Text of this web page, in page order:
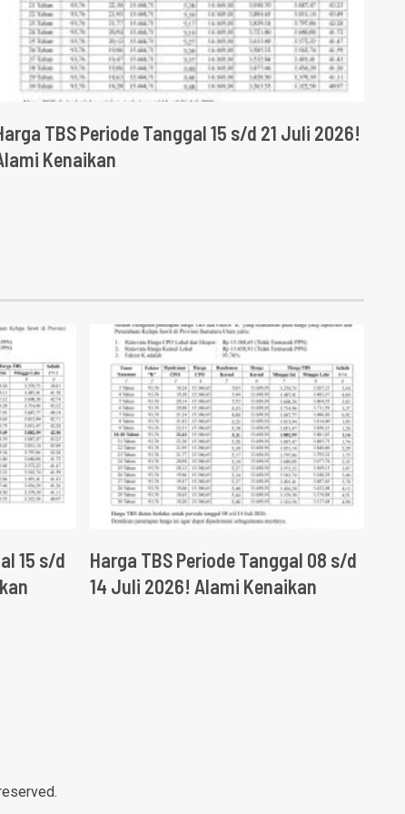
TBS Periode Tanggal 15 s/d 21 Juli 2026!
Kenaikan
15 s/d
Harga TBS Periode Tanggal 08 s/d
14 Juli 2026! Alami Kenaikan